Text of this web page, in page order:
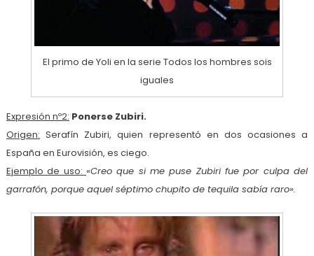
El primo de Yoli en la serie Todos los hombres sois
iguales
Expresión nº2: Ponerse Zubiri.
Origen: Serafín Zubiri, quien representó en dos ocasiones a
España en Eurovisión, es ciego.
Ejemplo de uso: «Creo que si me puse Zubiri fue por culpa del
garrafón, porque aquel séptimo chupito de tequila sabía raro».